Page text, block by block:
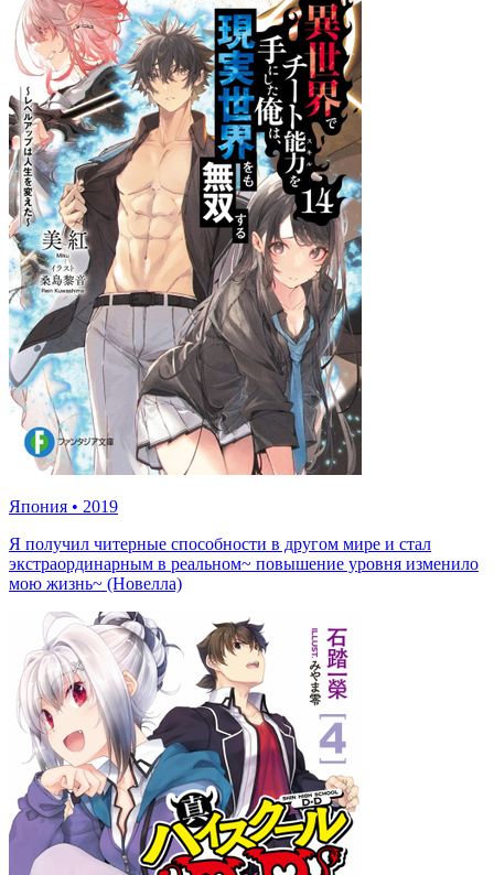
Япония • 2019
Я получил читерные способности в другом мире и стал
экстраординарным в реальном~ повышение уровня изменило
мою жизнь~ (Новелла)